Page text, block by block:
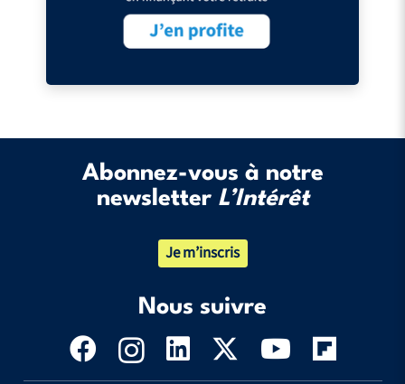
Abonnez-vous à notre
newsletter L’Intérêt
Je m’inscris
Nous suivre